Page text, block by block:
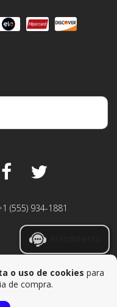
o uso de cookies para
de compra.
(555) 934-1881